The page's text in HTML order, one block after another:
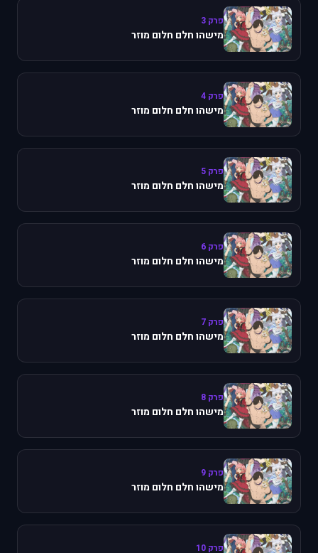
פרק 3
מישהו חלם חלום מוזר
פרק 4
מישהו חלם חלום מוזר
פרק 5
מישהו חלם חלום מוזר
פרק 6
מישהו חלם חלום מוזר
פרק 7
מישהו חלם חלום מוזר
פרק 8
מישהו חלם חלום מוזר
פרק 9
מישהו חלם חלום מוזר
פרק 10